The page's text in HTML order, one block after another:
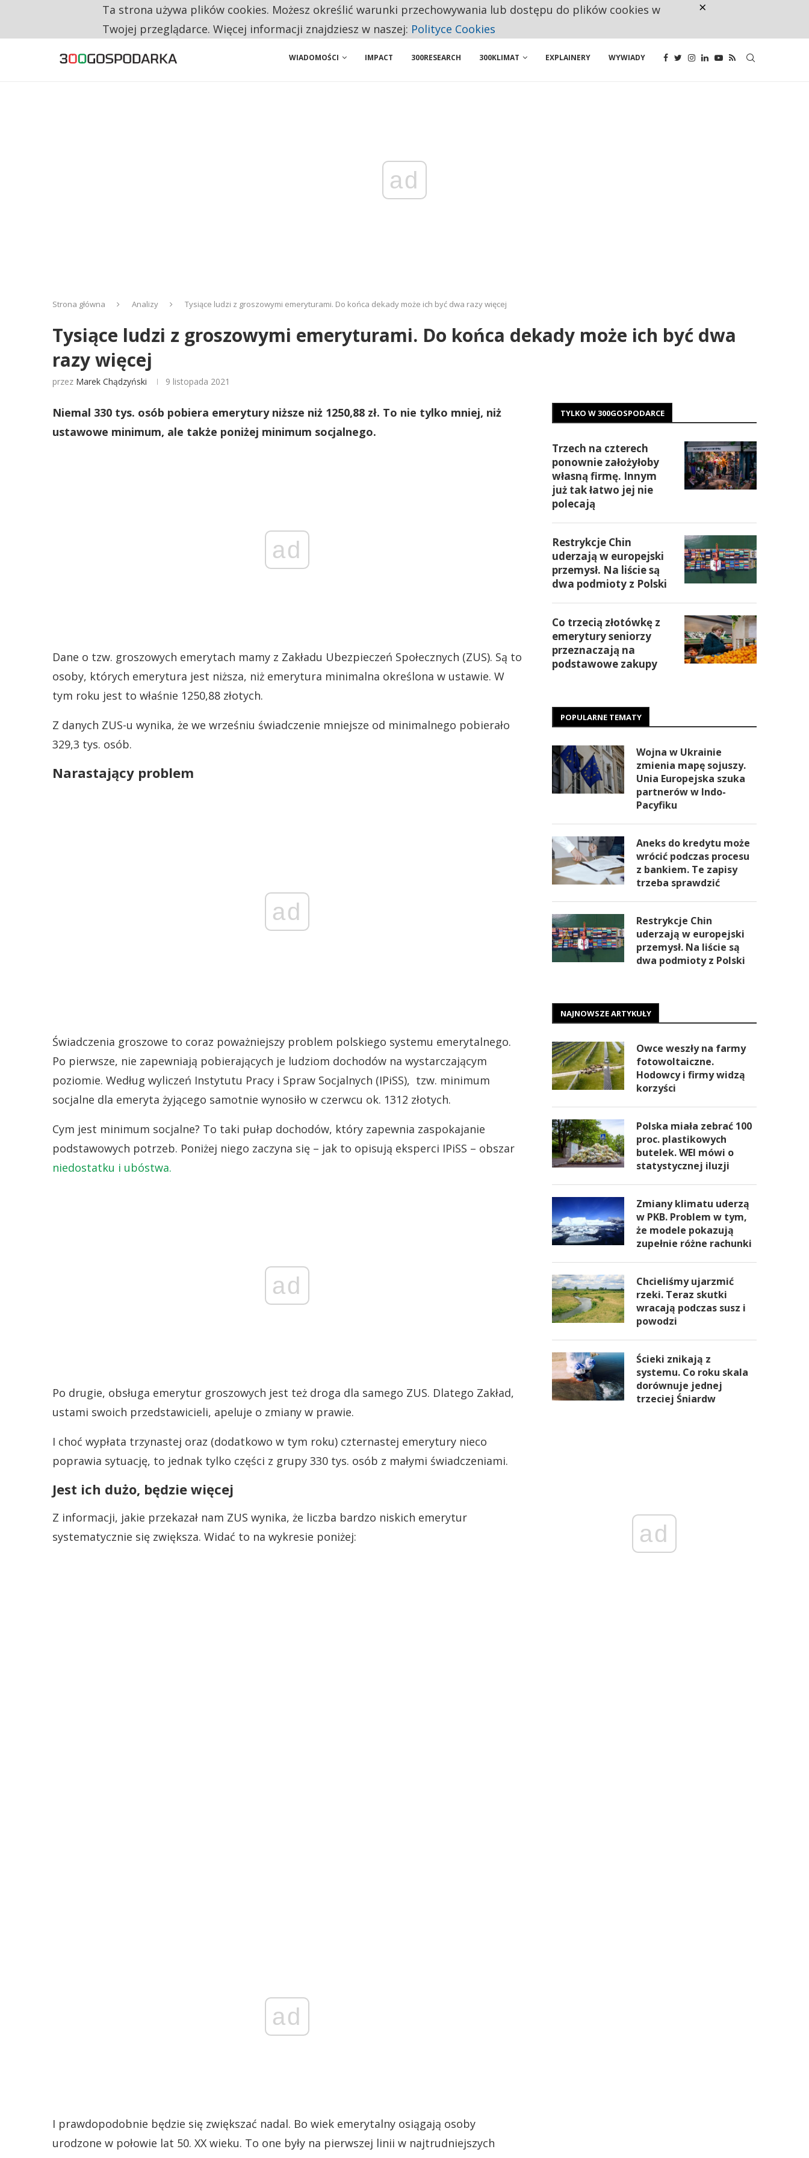
CO TRZECIĄ ZŁOTÓWKĘ Z EMERYTURY SENIORZY PRZEZNACZAJĄ NA PODSTAWOWE ZAKUPY
WIADOMOŚCI IMPACT 300RESEARCH 300KLIMAT EXPLAINERY WYWIADY
ad
Strona główna Analizy Tysiące ludzi z groszowymi emeryturami. Do końca dekady może ich być dwa razy więcej
Tysiące ludzi z groszowymi emeryturami. Do końca dekady może ich być dwa
razy więcej
przez Marek Chądzyński 9 listopada 2021
Niemal 330 tys. osób pobiera emerytury niższe niż 1250,88 zł. To nie tylko mniej, niż
ustawowe minimum, ale także poniżej minimum socjalnego.
ad
Dane o tzw. groszowych emerytach mamy z Zakładu Ubezpieczeń Społecznych (ZUS). Są to
osoby, których emerytura jest niższa, niż emerytura minimalna określona w ustawie. W
tym roku jest to właśnie 1250,88 złotych.
Z danych ZUS-u wynika, że we wrześniu świadczenie mniejsze od minimalnego pobierało
329,3 tys. osób.
Narastający problem
ad
Świadczenia groszowe to coraz poważniejszy problem polskiego systemu emerytalnego.
Po pierwsze, nie zapewniają pobierających je ludziom dochodów na wystarczającym
poziomie. Według wyliczeń Instytutu Pracy i Spraw Socjalnych (IPiSS), tzw. minimum
socjalne dla emeryta żyjącego samotnie wynosiło w czerwcu ok. 1312 złotych.
Cym jest minimum socjalne? To taki pułap dochodów, który zapewnia zaspokajanie
podstawowych potrzeb. Poniżej niego zaczyna się – jak to opisują eksperci IPiSS – obszar
niedostatku i ubóstwa.
ad
Po drugie, obsługa emerytur groszowych jest też droga dla samego ZUS. Dlatego Zakład,
ustami swoich przedstawicieli, apeluje o zmiany w prawie.
I choć wypłata trzynastej oraz (dodatkowo w tym roku) czternastej emerytury nieco
poprawia sytuację, to jednak tylko części z grupy 330 tys. osób z małymi świadczeniami.
Jest ich dużo, będzie więcej
Z informacji, jakie przekazał nam ZUS wynika, że liczba bardzo niskich emerytur
systematycznie się zwiększa. Widać to na wykresie poniżej:
ad
I prawdopodobnie będzie się zwiększać nadal. Bo wiek emerytalny osiągają osoby
urodzone w połowie lat 50. XX wieku. To one były na pierwszej linii w najtrudniejszych
TYLKO W 300GOSPODARCE
Trzech na czterech
ponownie założyłoby
własną firmę. Innym
już tak łatwo jej nie
polecają
Restrykcje Chin
uderzają w europejski
przemysł. Na liście są
dwa podmioty z Polski
Co trzecią złotówkę z
emerytury seniorzy
przeznaczają na
podstawowe zakupy
POPULARNE TEMATY
Wojna w Ukrainie
zmienia mapę sojuszy.
Unia Europejska szuka
partnerów w Indo-
Pacyfiku
Aneks do kredytu może
wrócić podczas procesu
z bankiem. Te zapisy
trzeba sprawdzić
Restrykcje Chin
uderzają w europejski
przemysł. Na liście są
dwa podmioty z Polski
NAJNOWSZE ARTYKUŁY
Owce weszły na farmy
fotowoltaiczne.
Hodowcy i firmy widzą
korzyści
Polska miała zebrać 100
proc. plastikowych
butelek. WEI mówi o
statystycznej iluzji
Zmiany klimatu uderzą
w PKB. Problem w tym,
że modele pokazują
zupełnie różne rachunki
Chcieliśmy ujarzmić
rzeki. Teraz skutki
wracają podczas susz i
powodzi
Ścieki znikają z
systemu. Co roku skala
dorównuje jednej
trzeciej Śniardw
ad
Ta strona używa plików cookies. Możesz określić warunki przechowywania lub dostępu do plików cookies w
Twojej przeglądarce. Więcej informacji znajdziesz w naszej: Polityce Cookies
×